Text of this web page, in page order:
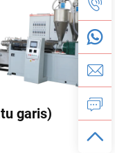
garis)